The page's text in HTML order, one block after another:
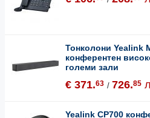
Тонколони Yealink
конферентен
големи зали
€ 371.63 / 726.85
Yealink CP700